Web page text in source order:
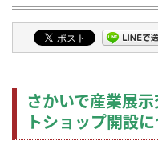
さかいで産業展
トショップ開設